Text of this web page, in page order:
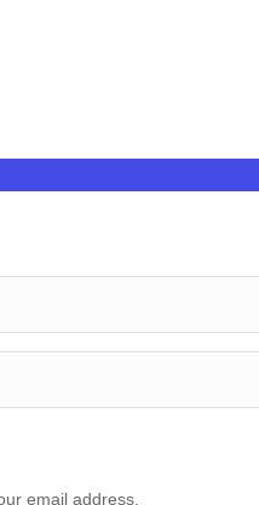
email address.